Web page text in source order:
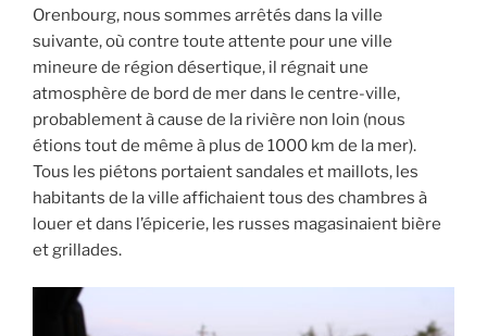
Orenbourg, nous sommes arrêtés dans la ville
suivante, où contre toute attente pour une ville
mineure de région désertique, il régnait une
atmosphère de bord de mer dans le centre-ville,
probablement à cause de la rivière non loin (nous
étions tout de même à plus de 1000 km de la mer).
Tous les piétons portaient sandales et maillots, les
habitants de la ville affichaient tous des chambres à
louer et dans l’épicerie, les russes magasinaient bière
et grillades.